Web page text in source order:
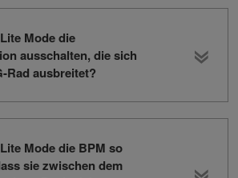
Mode die
ausschalten, die sich
Rad ausbreitet?
Mode die BPM so
sie zwischen dem